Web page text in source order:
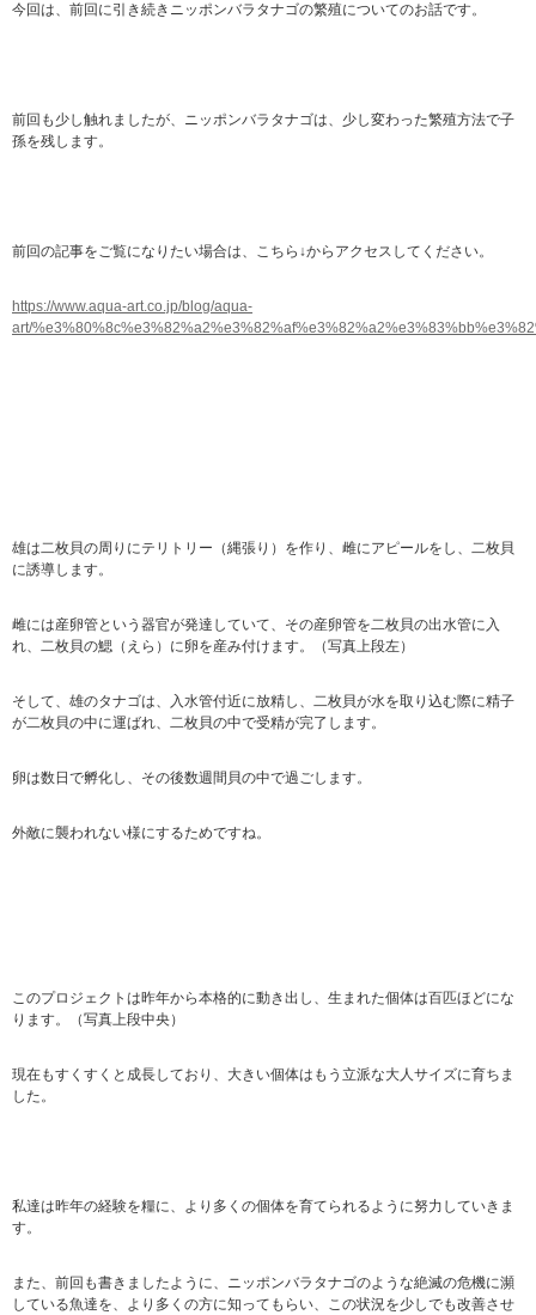
今回は、前回に引き続きニッポンバラタナゴの繁殖についてのお話です。
前回も少し触れましたが、ニッポンバラタナゴは、少し変わった繁殖方法で子
孫を残します。
前回の記事をご覧になりたい場合は、こちら↓からアクセスしてください。
https://www.aqua-art.co.jp/blog/aqua-
art/
雄は二枚貝の周りにテリトリー（縄張り）を作り、雌にアピールをし、二枚貝
に誘導します。
雌には産卵管という器官が発達していて、その産卵管を二枚貝の出水管に入
れ、二枚貝の鰓（えら）に卵を産み付けます。（写真上段左）
そして、雄のタナゴは、入水管付近に放精し、二枚貝が水を取り込む際に精子
が二枚貝の中に運ばれ、二枚貝の中で受精が完了します。
卵は数日で孵化し、その後数週間貝の中で過ごします。
外敵に襲われない様にするためですね。
このプロジェクトは昨年から本格的に動き出し、生まれた個体は百匹ほどにな
ります。（写真上段中央）
現在もすくすくと成長しており、大きい個体はもう立派な大人サイズに育ちま
した。
私達は昨年の経験を糧に、より多くの個体を育てられるように努力していきま
す。
また、前回も書きましたように、ニッポンバラタナゴのような絶滅の危機に瀕
している魚達を、より多くの方に知ってもらい、この状況を少しでも改善させ